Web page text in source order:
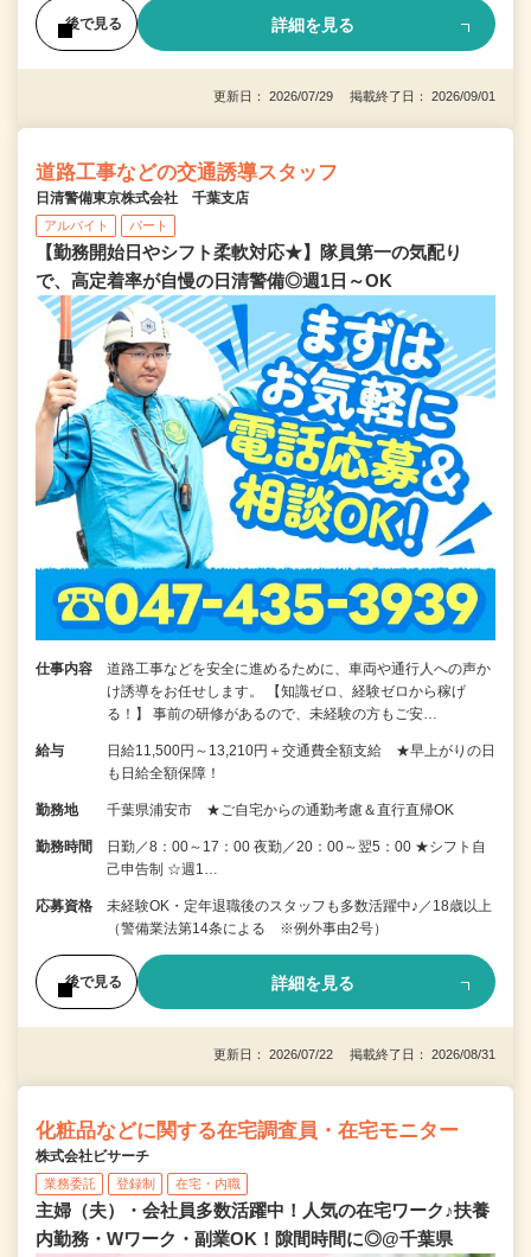
後で見る 詳細を見る
更新日： 2026/07/29 掲載終了日： 2026/09/01
道路工事などの交通誘導スタッフ
日清警備東京株式会社 千葉支店
アルバイト パート
【勤務開始日やシフト柔軟対応★】隊員第一の気配り
で、高定着率が自慢の日清警備◎週1日～OK
仕事内容
道路工事などを安全に進めるために、車両や通行人への声か
け誘導をお任せします。 【知識ゼロ、経験ゼロから稼げ
る！】 事前の研修があるので、未経験の方もご安…
給与
日給11,500円～13,210円＋交通費全額支給 ★早上がりの日
も日給全額保障！
勤務地 千葉県浦安市 ★ご自宅からの通勤考慮＆直行直帰OK
勤務時間
日勤／8：00～17：00 夜勤／20：00～翌5：00 ★シフト自
己申告制 ☆週1…
応募資格
未経験OK・定年退職後のスタッフも多数活躍中♪／18歳以上
（警備業法第14条による ※例外事由2号）
後で見る 詳細を見る
更新日： 2026/07/22 掲載終了日： 2026/08/31
化粧品などに関する在宅調査員・在宅モニター
株式会社ビサーチ
業務委託 登録制 在宅・内職
主婦（夫）・会社員多数活躍中！人気の在宅ワーク♪扶養
内勤務・Wワーク・副業OK！隙間時間に◎@千葉県